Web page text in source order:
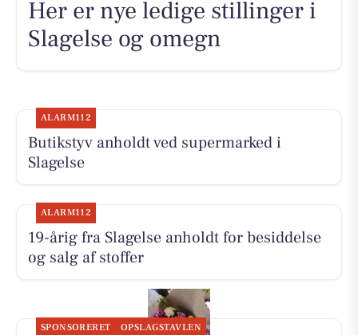
Her er nye ledige stillinger i
Slagelse og omegn
ALARM112
Butikstyv anholdt ved supermarked i
Slagelse
ALARM112
19-årig fra Slagelse anholdt for besiddelse
og salg af stoffer
SPONSORERET OPSLAGSTAVLEN